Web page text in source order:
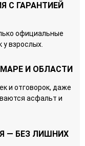
С ГАРАНТИЕЙ
официальные
у взрослых.
И ОБЛАСТИ
и отговорок, даже
асфальт и
— БЕЗ ЛИШНИХ